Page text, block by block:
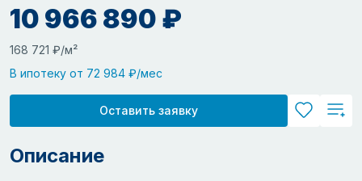
10 966 890 ₽
168 721 ₽/м²
В ипотеку от 72 984 ₽/мес
Оставить заявку
Описание